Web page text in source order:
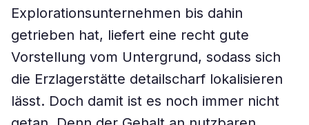
Explorationsunternehmen bis dahin
getrieben hat, liefert eine recht gute
Vorstellung vom Untergrund, sodass sich
die Erzlagerstätte detailscharf lokalisieren
lässt. Doch damit ist es noch immer nicht